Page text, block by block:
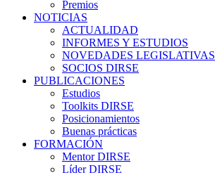
Premios
NOTICIAS
ACTUALIDAD
INFORMES Y ESTUDIOS
NOVEDADES LEGISLATIVAS
SOCIOS DIRSE
PUBLICACIONES
Estudios
Toolkits DIRSE
Posicionamientos
Buenas prácticas
FORMACIÓN
Mentor DIRSE
Líder DIRSE